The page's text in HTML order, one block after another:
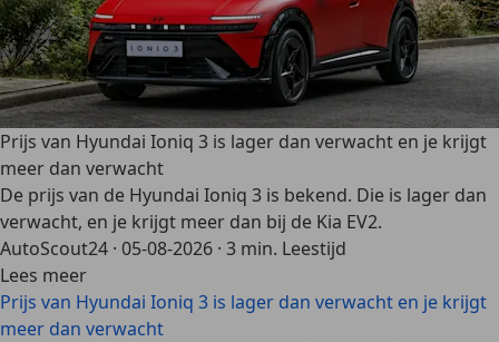
Prijs van Hyundai Ioniq 3 is lager dan verwacht en je krijgt
meer dan verwacht
De prijs van de Hyundai Ioniq 3 is bekend. Die is lager dan
verwacht, en je krijgt meer dan bij de Kia EV2.
AutoScout24 · 05-08-2026 · 3 min. Leestijd
Lees meer
Prijs van Hyundai Ioniq 3 is lager dan verwacht en je krijgt
meer dan verwacht